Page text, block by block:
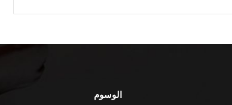
الوسوم